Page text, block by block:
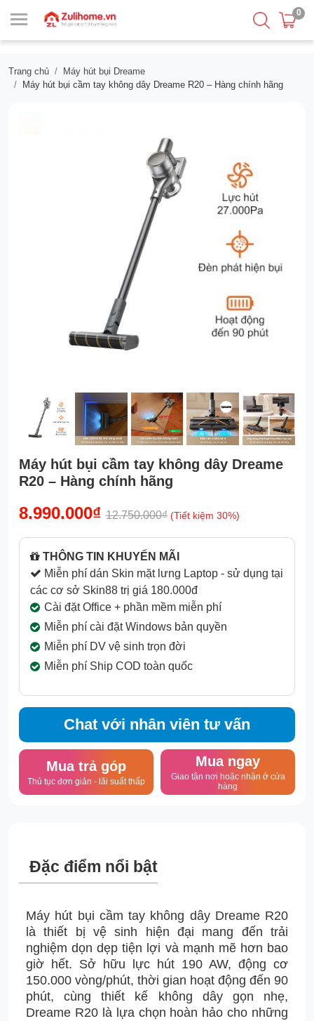
0
Trang chủ
Máy hút bụi Dreame
Máy hút bụi cầm tay không dây Dreame R20 – Hàng chính hãng
Máy hút bụi cầm tay không dây Dreame
R20 – Hàng chính hãng
8.990.000₫ 12.750.000₫ (Tiết kiệm 30%)
THÔNG TIN KHUYẾN MÃI
Miễn phí dán Skin mặt lưng Laptop - sử dụng tại
các cơ sở Skin88 trị giá 180.000đ
Cài đặt Office + phần mềm miễn phí
Miễn phí cài đặt Windows bản quyền
Miễn phí DV vệ sinh trọn đời
Miễn phí Ship COD toàn quốc
Chat với nhân viên tư vấn
Mua trả góp
Thủ tục đơn giản - lãi suất thấp
Mua ngay
Giao tận nơi hoặc nhận ở cửa
hàng
Đặc điểm nổi bật
Máy hút bụi cầm tay không dây Dreame R20
là thiết bị vệ sinh hiện đại mang đến trải
nghiệm dọn dẹp tiện lợi và mạnh mẽ hơn bao
giờ hết. Sở hữu lực hút 190 AW, động cơ
150.000 vòng/phút, thời gian hoạt động đến 90
phút, cùng thiết kế không dây gọn nhẹ,
Dreame R20 là lựa chọn hoàn hảo cho những